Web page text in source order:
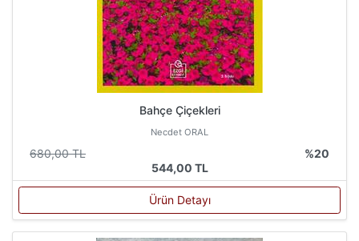
Bahçe Çiçekleri
Necdet ORAL
680,00 TL
%20
544,00 TL
Ürün Detayı